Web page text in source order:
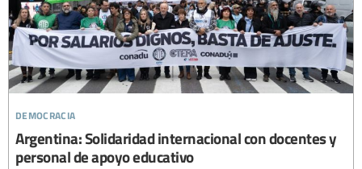
democracia
Argentina: Solidaridad internacional con docentes y
personal de apoyo educativo